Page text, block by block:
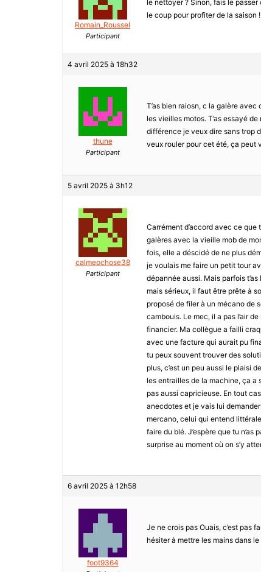
Romain_Roussel
Participant
le nettoyer ? Sinon, fais le
le coup pour profiter de la saison !
4 avril 2025 à 18h32
thune
Participant
T’as bien raiosn, c la galère
les vieilles motos. T’as essayé
différence je veux dire sans trop
veux rouler pour cet été, ça peut
5 avril 2025 à 3h12
calmeochose38
Participant
Carrément d’accord avec ce que
galères avec la vieille mob de
fois, elle a déscidé de ne plus
je voulais me faire un petit tour
dépannée aussi. Mais parfois
mais sérieux, il faut être prête à
proposé de filer à un mécano de
cambouis. Le mec, il a pas l’air
financier. Ma collègue a failli
avec une facture qui aurait pu
tu peux souvent trouver des
plus, c’est un peu aussi le plaisi
les entrailles de la machine, ça a
pas aussi capricieuse. En tout
anecdotes et je vais lui
mercano, celui qui entend
faire du blé. J’espère que tu
surprise au moment où on s’y
6 avril 2025 à 12h58
foot9364
Je ne crois pas Ouais, c’est pas
hésiter à mettre les mains dans